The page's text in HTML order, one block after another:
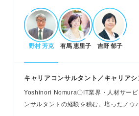
のいくキャリアを築くために必須
将来像を描くステップ
マインドマップで自己分析を深
する。
する。
洗い出した項目を時系列で整理
野村 芳克 有馬 恵里子 吉野 郁子
キャリアコンサルタント／キャリア
Yoshinori Nomura〇IT業界・人材サービ
ンサルタントの経験を積む。培ったノウ